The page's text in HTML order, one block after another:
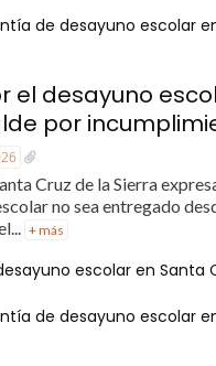
de desayuno escolar
el desayuno
por
Cruz de la Sierra
no sea entregado
+ más
escolar en
de desayuno escolar